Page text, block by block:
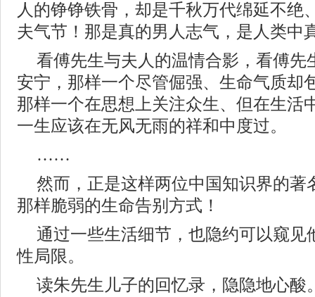
人的铮铮铁骨，却是千秋万代绵延不绝
夫气节！那是真的男人志气，是人类中
看傅先生与夫人的温情合影，看傅先
安宁，那样一个尽管倔强、生命气质却
那样一个在思想上关注众生、但在生活
一生应该在无风无雨的祥和中度过。
……
然而，正是这样两位中国知识界的著
那样脆弱的生命告别方式！
通过一些生活细节，也隐约可以窥见
性局限。
读朱先生儿子的回忆录，隐隐地心酸